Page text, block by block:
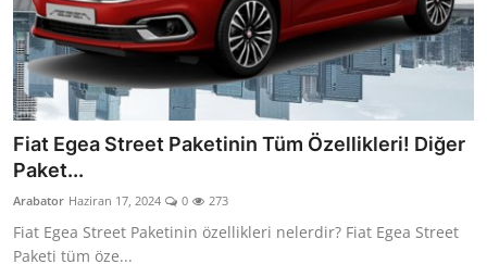
Markalar
Motosiklet
Öneriler
Paketler
Yağlar
Oto Bilgi
Fiat Egea Street Paketinin Tüm Özellikleri! Diğer
Paket...
Arabator Haziran 17, 2024 0 273
Fiat Egea Street Paketinin özellikleri nelerdir? Fiat Egea Street
Paketi tüm öze...